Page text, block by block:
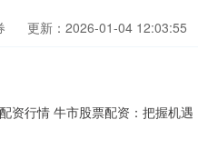
更新：2026-01-04 12:03:55